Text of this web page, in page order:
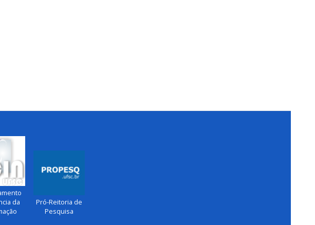
da
Pró-Reitoria de
Pesquisa